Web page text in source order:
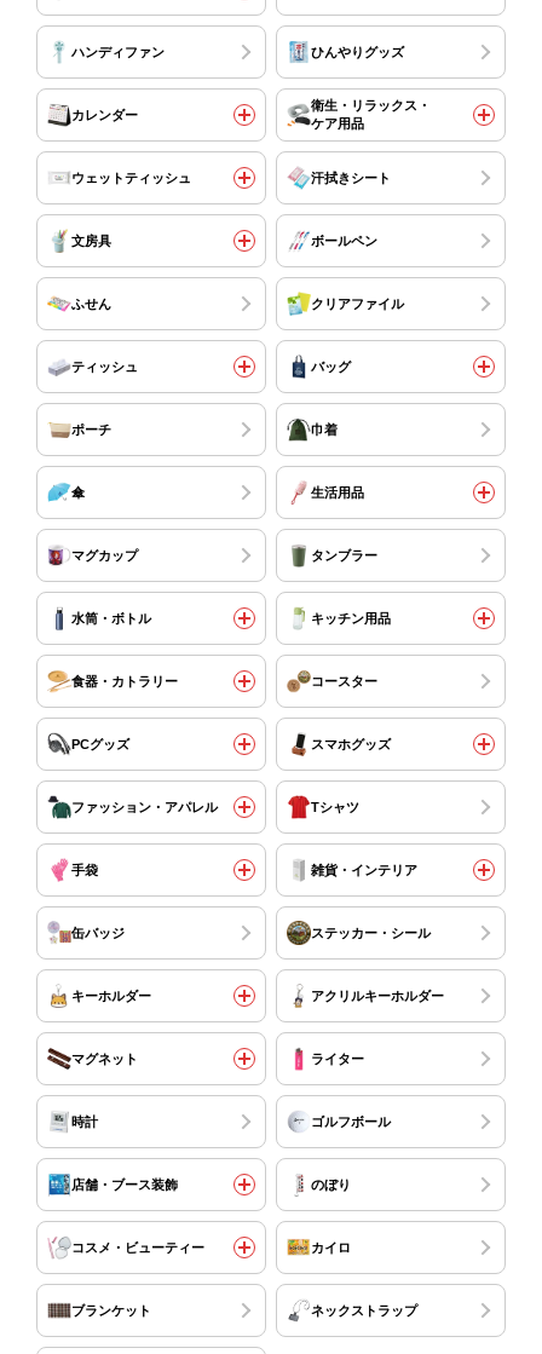
ハンディファン ひんやりグッズ
カレンダー
衛生・リラックス・
ケア用品
ウェットティッシュ 汗拭きシート
文房具 ボールペン
ふせん クリアファイル
ティッシュ バッグ
ポーチ 巾着
傘 生活用品
マグカップ タンブラー
水筒・ボトル キッチン用品
食器・カトラリー コースター
PCグッズ スマホグッズ
ファッション・アパレル Tシャツ
手袋 雑貨・インテリア
缶バッジ ステッカー・シール
キーホルダー アクリルキーホルダー
マグネット ライター
時計 ゴルフボール
店舗・ブース装飾 のぼり
コスメ・ビューティー カイロ
ブランケット ネックストラップ